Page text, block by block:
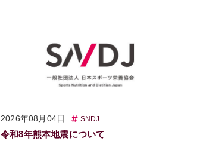
2026年08月04日 SNDJ
令和8年熊本地震について